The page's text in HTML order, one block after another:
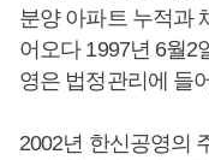
분양 아파트 누적과
어오다 1997년 6월2
영은 법정관리에 들
2002년 한신공영의